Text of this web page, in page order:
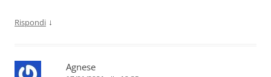
Rispondi ↓
Agnese